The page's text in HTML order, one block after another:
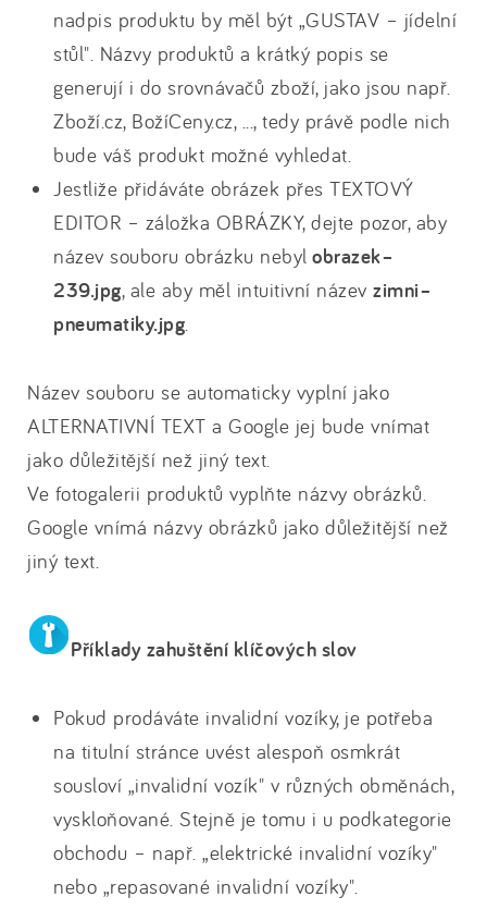
nadpis produktu by měl být „GUSTAV – jídelní
stůl". Názvy produktů a krátký popis se
generují i do srovnávačů zboží, jako jsou např.
Zboží.cz, BožíCeny.cz, ..., tedy právě podle nich
bude váš produkt možné vyhledat.
Jestliže přidáváte obrázek přes TEXTOVÝ
EDITOR – záložka OBRÁZKY, dejte pozor, aby
název souboru obrázku nebyl obrazek–
239.jpg, ale aby měl intuitivní název zimni–
pneumatiky.jpg.
Název souboru se automaticky vyplní jako
ALTERNATIVNÍ TEXT a Google jej bude vnímat
jako důležitější než jiný text.
Ve fotogalerii produktů vyplňte názvy obrázků.
Google vnímá názvy obrázků jako důležitější než
jiný text.
Příklady zahuštění klíčových slov
Pokud prodáváte invalidní vozíky, je potřeba
na titulní stránce uvést alespoň osmkrát
sousloví „invalidní vozík" v různých obměnách,
vyskloňované. Stejně je tomu i u podkategorie
obchodu – např. „elektrické invalidní vozíky"
nebo „repasované invalidní vozíky".